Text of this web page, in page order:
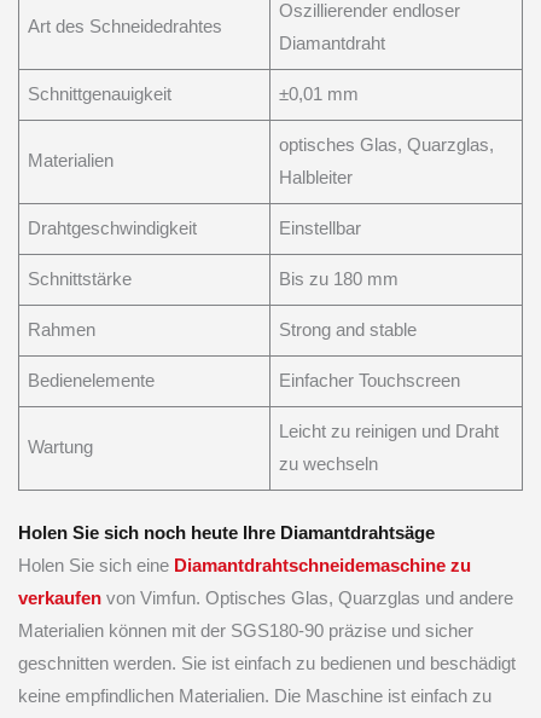
Art des Schneidedrahtes
Oszillierender endloser
Diamantdraht
Schnittgenauigkeit ±0,01 mm
Materialien
optisches Glas, Quarzglas,
Halbleiter
Drahtgeschwindigkeit Einstellbar
Schnittstärke Bis zu 180 mm
Rahmen Strong and stable
Bedienelemente Einfacher Touchscreen
Wartung
Leicht zu reinigen und Draht
zu wechseln
Holen Sie sich noch heute Ihre Diamantdrahtsäge
Holen Sie sich eine Diamantdrahtschneidemaschine zu
verkaufen von Vimfun. Optisches Glas, Quarzglas und andere
Materialien können mit der SGS180-90 präzise und sicher
geschnitten werden. Sie ist einfach zu bedienen und beschädigt
keine empfindlichen Materialien. Die Maschine ist einfach zu